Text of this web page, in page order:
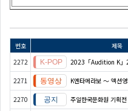
번호 제목
2272
2023「Audition K」
2271 K엔타메라보 ～ 액션영
2270 주일한국문화원 기획